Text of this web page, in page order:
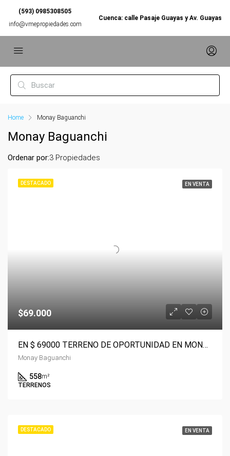
(593) 0985308505
info@vmepropiedades.com
Cuenca: calle Pasaje Guayas y Av. Guayas
Home Monay Baguanchi
Monay Baguanchi
3 Propiedades
Ordenar por:
DESTACADO EN VENTA
$69.000
EN $ 69000 TERRENO DE OPORTUNIDAD EN MONAY BAGUANCHI
Monay Baguanchi
558m²
TERRENOS
DESTACADO EN VENTA